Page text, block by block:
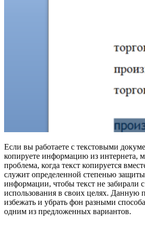
Если вы работаете с текстовыми
копируете информацию из интернета,
проблема, когда текст копируется
служит определенной степенью
информации, чтобы текст не забирали с
использования в своих целях. Данную
избежать и убрать фон разными
одним из предложенных вариантов.